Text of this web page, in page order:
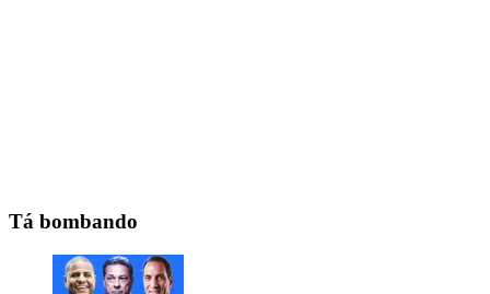
Tá bombando